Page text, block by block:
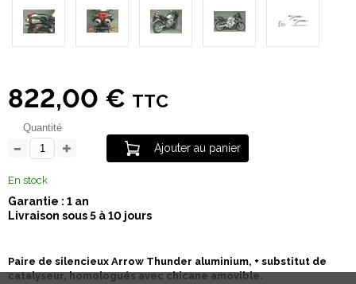
822,00 € TTC
Quantité
Ajouter au panier
En stock
Garantie : 1 an
Livraison sous 5 à 10 jours
Paire de silencieux Arrow Thunder aluminium, + substitut de
catalyseur, homologués avec chicane amovible.